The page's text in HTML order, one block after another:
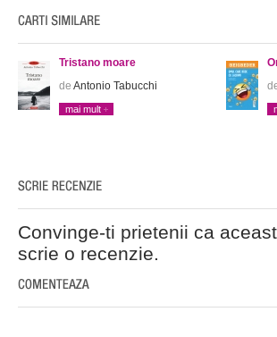
Tristano moare
de Antonio Tabucchi
mai mult
Convinge-ti prietenii ca
scrie o recenzie.